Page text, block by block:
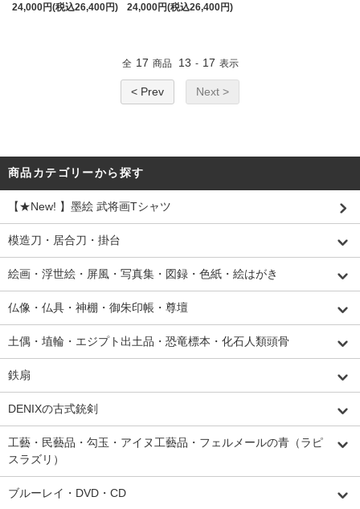
24,000円(税込26,400円)
24,000円(税込26,400円)
全 17 商品 13 - 17 表示
< Prev Next >
商品カテゴリーから探す
【★New! 】墨絵 武将画Tシャツ
模造刀・居合刀・掛台
絵画・浮世絵・屏風・写真集・図録・色紙・絵はがき
仏像・仏具・神棚・御朱印帳・尊壇
土偶・埴輪・エジプト出土品・恐竜標本・化石人類頭骨
鉄扇
DENIXの古式銃剣
工藝・民藝品・勾玉・アイヌ工藝品・フェルメールの青（ラピ
スラズリ）
ブルーレイ・DVD・CD